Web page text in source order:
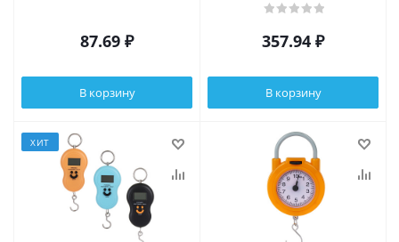
87.69 ₽
В корзину
357.94 ₽
В корзину
ХИТ